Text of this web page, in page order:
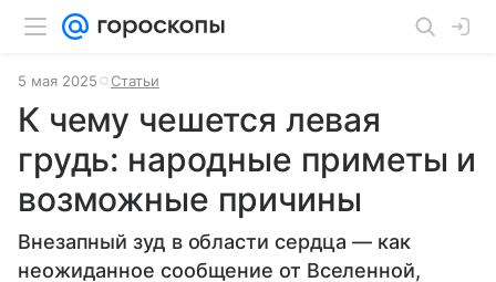
5 мая 2025 Статьи
К чему чешется левая
грудь: народные приметы и
возможные причины
Внезапный зуд в области сердца — как
неожиданное сообщение от Вселенной,